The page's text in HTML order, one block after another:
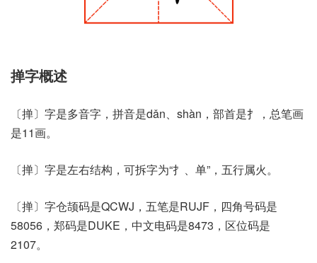
掸字概述
〔掸〕字是多音字，拼音是dǎn、shàn，部首是扌，总笔画
是11画。
〔掸〕字是左右结构，可拆字为“扌、单”，五行属火。
〔掸〕字仓颉码是QCWJ，五笔是RUJF，四角号码是
58056，郑码是DUKE，中文电码是8473，区位码是
2107。